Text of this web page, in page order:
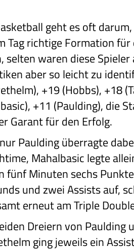
geht es oft
Tag richtige Formation für
selten waren diese
aber so leicht zu
+19 (Hobbs), +18
+11 (Paulding), die
Garant für den Erfolg.
Paulding überragte
Mahalbasic legte
fünf Minuten sechs
und zwei Assists auf,
erneut am Triple
Dreiern von Paulding
ging jeweils ein